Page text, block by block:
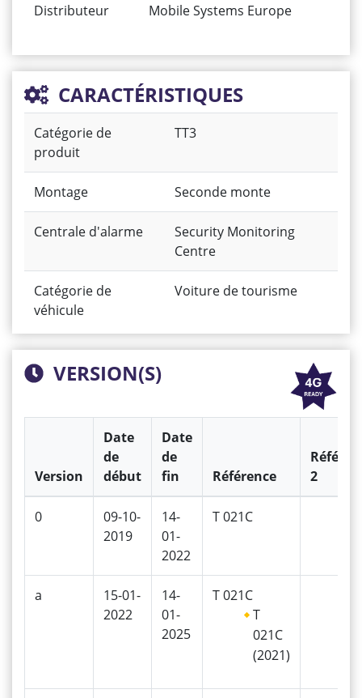
Distributeur Mobile Systems Europe
CARACTÉRISTIQUES
Catégorie de
produit
TT3
Montage Seconde monte
Centrale d'alarme
Security Monitoring
Centre
Catégorie de
véhicule
Voiture de tourisme
VERSION(S)
Version
Date
de
début
Date
de
fin
Référence
2
0
09-10-
2019
14-
01-
2022
T 021C
a
15-01-
2022
14-
01-
2025
T 021C
T
021C
(2021)